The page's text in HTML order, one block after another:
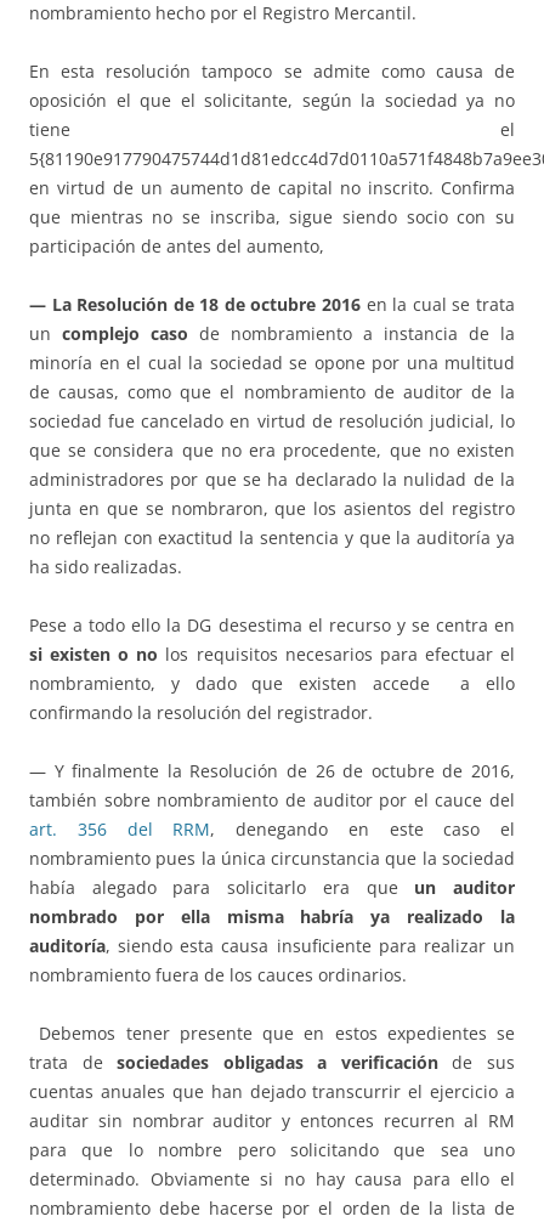
nombramiento hecho por el Registro Mercantil.
En esta resolución tampoco se admite como causa de
oposición el que el solicitante, según la sociedad ya no
tiene el
en virtud de un aumento de capital no inscrito. Confirma
que mientras no se inscriba, sigue siendo socio con su
participación de antes del aumento,
— La Resolución de 18 de octubre 2016 en la cual se trata
un complejo caso de nombramiento a instancia de la
minoría en el cual la sociedad se opone por una multitud
de causas, como que el nombramiento de auditor de la
sociedad fue cancelado en virtud de resolución judicial, lo
que se considera que no era procedente, que no existen
administradores por que se ha declarado la nulidad de la
junta en que se nombraron, que los asientos del registro
no reflejan con exactitud la sentencia y que la auditoría ya
ha sido realizadas.
Pese a todo ello la DG desestima el recurso y se centra en
si existen o no los requisitos necesarios para efectuar el
nombramiento, y dado que existen accede a ello
confirmando la resolución del registrador.
— Y finalmente la Resolución de 26 de octubre de 2016,
también sobre nombramiento de auditor por el cauce del
art. 356 del RRM, denegando en este caso el
nombramiento pues la única circunstancia que la sociedad
había alegado para solicitarlo era que un auditor
nombrado por ella misma habría ya realizado la
auditoría, siendo esta causa insuficiente para realizar un
nombramiento fuera de los cauces ordinarios.
Debemos tener presente que en estos expedientes se
trata desociedades obligadas a verificaciónde sus
cuentas anuales que han dejado transcurrir el ejercicio a
auditar sin nombrar auditor y entonces recurren al RM
para que lo nombre pero solicitando que sea uno
determinado. Obviamente si no hay causa para ello el
nombramiento debe hacerse por el orden de la lista de